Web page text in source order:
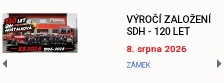
VÝROČÍ ZALOŽENÍ
SDH - 120 LET
8. srpna 2026
ZÁMEK